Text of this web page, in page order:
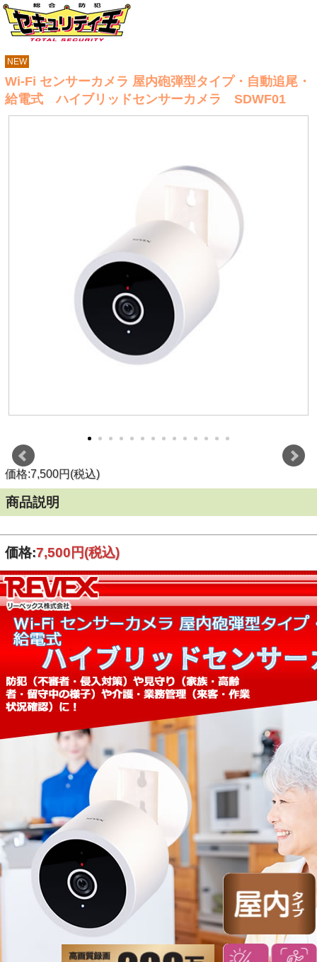
NEW
Wi-Fi センサーカメラ 屋内砲弾型タイプ・自動追尾・
給電式 ハイブリッドセンサーカメラ SDWF01
価格:7,500円(税込)
商品説明
価格:7,500円(税込)